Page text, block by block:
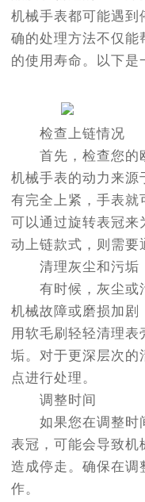
机械手表都可能遇到
确的处理方法不仅能
的使用寿命。以下是
检查上链情况
首先，检查您的欧
机械手表的动力来源
有完全上紧，手表就
可以通过旋转表冠来
动上链款式，则需要
清理灰尘和污垢
有时候，灰尘或
机械故障或磨损加剧
用软毛刷轻轻清理
垢。对于更深层次的
点进行处理。
调整时间
如果您在调整时
表冠，可能会导致机
造成停走。确保在调
作。